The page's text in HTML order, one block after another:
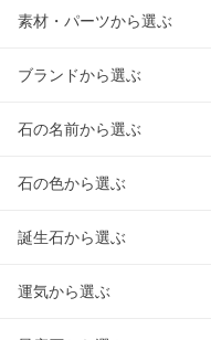
素材・パーツから選ぶ
ブランドから選ぶ
石の名前から選ぶ
石の色から選ぶ
誕生石から選ぶ
運気から選ぶ